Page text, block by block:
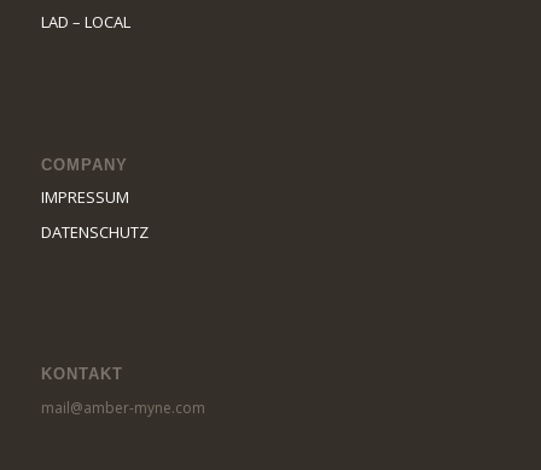
LAD – LOCAL
COMPANY
IMPRESSUM
DATENSCHUTZ
KONTAKT
mail@amber-myne.com